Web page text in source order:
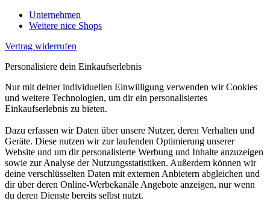
Unternehmen
Weitere nice Shops
Vertrag widerrufen
Personalisiere dein Einkaufserlebnis
Nur mit deiner individuellen Einwilligung verwenden wir Cookies
und weitere Technologien, um dir ein personalisiertes
Einkaufserlebnis zu bieten.
Dazu erfassen wir Daten über unsere Nutzer, deren Verhalten und
Geräte. Diese nutzen wir zur laufenden Optimierung unserer
Website und um dir personalisierte Werbung und Inhalte anzuzeigen
sowie zur Analyse der Nutzungsstatistiken. Außerdem können wir
deine verschlüsselten Daten mit externen Anbietern abgleichen und
dir über deren Online-Werbekanäle Angebote anzeigen, nur wenn
du deren Dienste bereits selbst nutzt.